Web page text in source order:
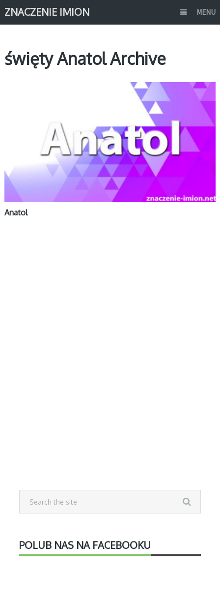
ZNACZENIE IMION MENU
święty Anatol Archive
Anatol
POLUB NAS NA FACEBOOKU